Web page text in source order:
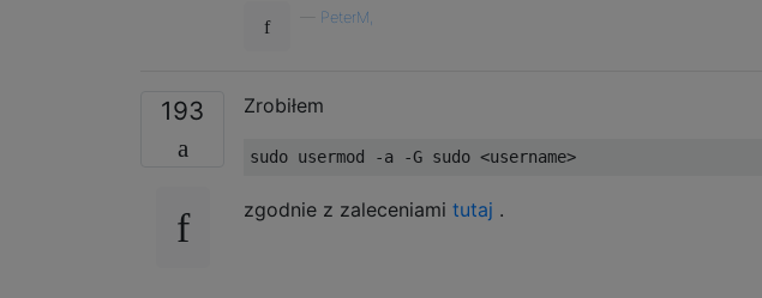
PeterM,
193 Zrobiłem
zgodnie z zaleceniami tutaj .